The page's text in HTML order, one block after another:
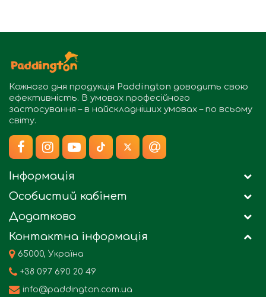
Кожного дня продукція Paddington доводить свою
ефективність. В умовах професійного
застосування – в найскладніших умовах – по всьому
світу.
Інформація
Особистий кабінет
Додатково
Контактна інформація
65000, Україна
+38 097 690 20 49
info@paddington.com.ua